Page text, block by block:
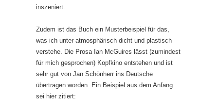
inszeniert.
Zudem ist das Buch ein Musterbeispiel für das,
was ich unter atmosphärisch dicht und plastisch
verstehe. Die Prosa Ian McGuires lässt (zumindest
für mich gesprochen) Kopfkino entstehen und ist
sehr gut von Jan Schönherr ins Deutsche
übertragen worden. Ein Beispiel aus dem Anfang
sei hier zitiert: